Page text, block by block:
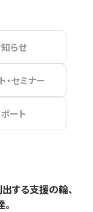
らせ
・セミナー
ート
する支援の輪、